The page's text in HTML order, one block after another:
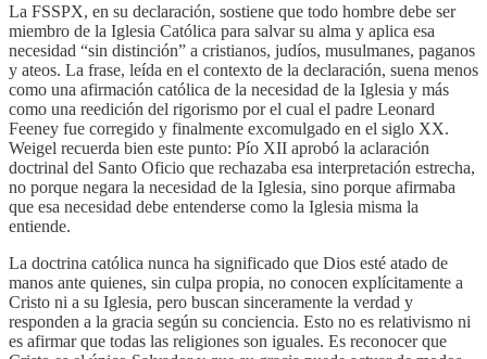
La FSSPX, en su declaración, sostiene que todo hombre debe ser
miembro de la Iglesia Católica para salvar su alma y aplica esa
necesidad “sin distinción” a cristianos, judíos, musulmanes, paganos
y ateos. La frase, leída en el contexto de la declaración, suena menos
como una afirmación católica de la necesidad de la Iglesia y más
como una reedición del rigorismo por el cual el padre Leonard
Feeney fue corregido y finalmente excomulgado en el siglo XX.
Weigel recuerda bien este punto: Pío XII aprobó la aclaración
doctrinal del Santo Oficio que rechazaba esa interpretación estrecha,
no porque negara la necesidad de la Iglesia, sino porque afirmaba
que esa necesidad debe entenderse como la Iglesia misma la
entiende.
La doctrina católica nunca ha significado que Dios esté atado de
manos ante quienes, sin culpa propia, no conocen explícitamente a
Cristo ni a su Iglesia, pero buscan sinceramente la verdad y
responden a la gracia según su conciencia. Esto no es relativismo ni
es afirmar que todas las religiones son iguales. Es reconocer que